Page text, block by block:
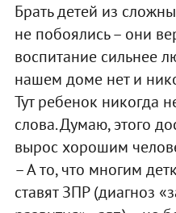
Брать детей из
не побоялись – они
воспитание сильнее
нашем доме нет и
Тут ребенок никогда
слова. Думаю, этого
вырос хорошим
– А то, что многим
ставят ЗПР (диагноз